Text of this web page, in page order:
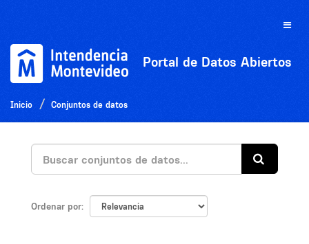
Toggle
Portal de Datos Abiertos
Inicio Conjuntos de datos
Ordenar por